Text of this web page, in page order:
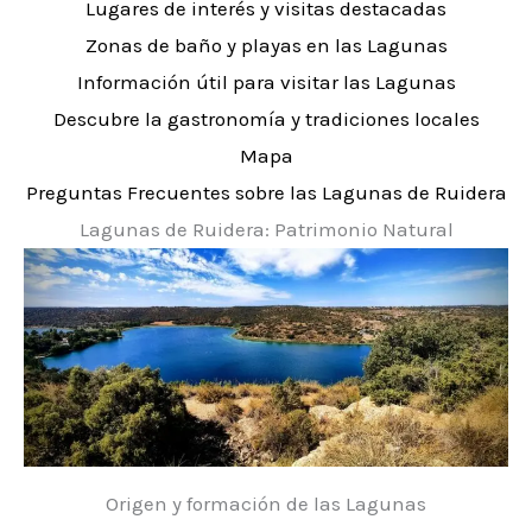
Lugares de interés y visitas destacadas
Zonas de baño y playas en las Lagunas
Información útil para visitar las Lagunas
Descubre la gastronomía y tradiciones locales
Mapa
Preguntas Frecuentes sobre las Lagunas de Ruidera
Lagunas de Ruidera: Patrimonio Natural
Origen y formación de las Lagunas